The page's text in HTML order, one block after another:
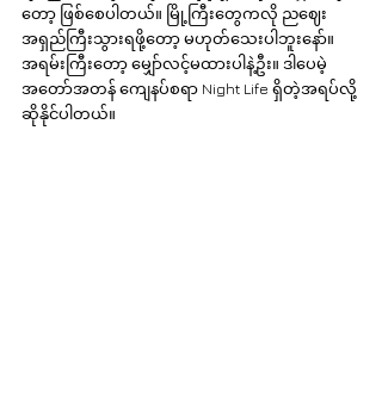
တော့ ဖြစ်စေပါတယ်။ မြို့ကြီးတွေကလို ညဈေး
အရှည်ကြီးသွားရဖို့တော့ မဟုတ်သေးပါဘူးနော်။
အရမ်းကြီးတော့ မျှော်လင့်မထားပါနဲ့ဦး။ ဒါပေမဲ့
အတော်အတန် ကျေနပ်စရာ Night Life ရှိတဲ့အရပ်လို့
ဆိုနိုင်ပါတယ်။